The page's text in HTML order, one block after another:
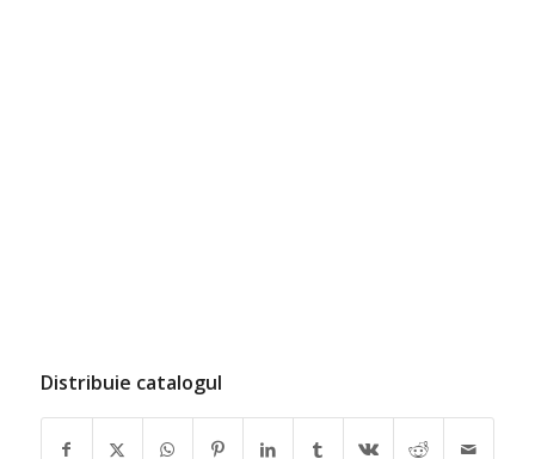
Distribuie catalogul